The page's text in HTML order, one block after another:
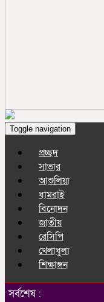
Toggle navigation
প্রচ্ছদ
সাভার
আশুলিয়া
ধামরাই
বিনোদন
জাতীয়
রেসিপি
খেলাধুলা
শিক্ষাঙ্গন
সর্বশেষ :